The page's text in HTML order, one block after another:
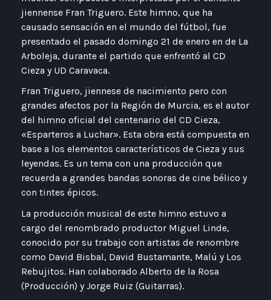
jiennense Fran Triguero. Este himno, que ha
causado sensación en el mundo del fútbol, fue
presentado el pasado domingo 21 de enero en de La
Arboleja, durante el partido que enfrentó al CD
Cieza y UD Caravaca.
Fran Triguero, jiennese de nacimiento pero con
grandes afectos por la Región de Murcia, es el autor
del himno oficial del centenario del CD Cieza,
«Esparteros a Luchar». Esta obra está compuesta en
base a los elementos característicos de Cieza y sus
leyendas. Es un tema con una producción que
recuerda a grandes bandas sonoras de cine bélico y
con tintes épicos.
La producción musical de este himno estuvo a
cargo del renombrado productor Miguel Linde,
conocido por su trabajo con artistas de renombre
como David Bisbal, David Bustamante, Malú y Los
Rebujitos. Han colaborado Alberto de la Rosa
(Producción) y Jorge Ruiz (Guitarras).